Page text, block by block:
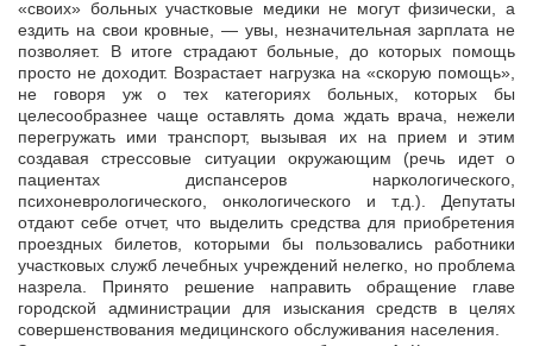
«своих» больных участковые медики не могут физически, а
ездить на свои кровные, — увы, незначительная зарплата не
позволяет. В итоге страдают больные, до которых помощь
просто не доходит. Возрастает нагрузка на «скорую помощь»,
не говоря уж о тех категориях больных, которых бы
целесообразнее чаще оставлять дома ждать врача, нежели
перегружать ими транспорт, вызывая их на прием и этим
создавая стрессовые ситуации окружающим (речь идет о
пациентах диспансеров наркологического,
психоневрологического, онкологического и т.д.). Депутаты
отдают себе отчет, что выделить средства для приобретения
проездных билетов, которыми бы пользовались работники
участковых служб лечебных учреждений нелегко, но проблема
назрела. Принято решение направить обращение главе
городской администрации для изыскания средств в целях
совершенствования медицинского обслуживания населения.